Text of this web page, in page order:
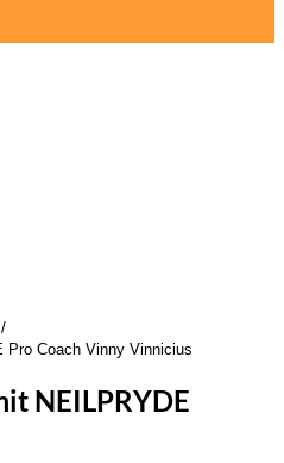
Pro Coach Vinny Vinnicius
NEILPRYDE